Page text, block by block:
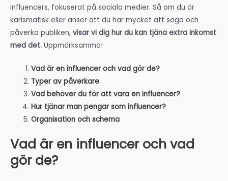
influencers, fokuserat på sociala medier. Så om du är
karismatisk eller anser att du har mycket att säga och
påverka publiken, visar vi dig hur du kan tjäna extra inkomst
med det. Uppmärksamma!
Vad är en influencer och vad gör de?
Typer av påverkare
Vad behöver du för att vara en influencer?
Hur tjänar man pengar som influencer?
Organisation och schema
Vad är en influencer och vad
gör de?